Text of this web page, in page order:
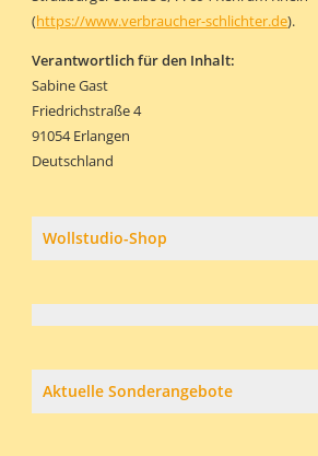
(https://www.verbraucher-schlichter.de).
Verantwortlich für den Inhalt:
Sabine Gast
Friedrichstraße 4
91054 Erlangen
Deutschland
Wollstudio-Shop
Aktuelle Sonderangebote